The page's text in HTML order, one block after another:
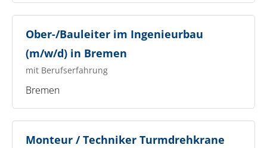
Ober-/Bauleiter im Ingenieurbau
(m/w/d) in Bremen
mit Berufserfahrung
Bremen
Monteur / Techniker Turmdrehkrane